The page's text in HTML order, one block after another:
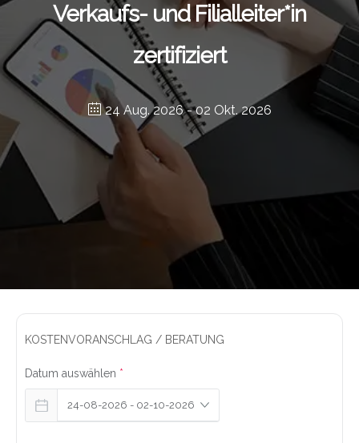
Verkaufs- und Filialleiter*in
zertifiziert
24 Aug. 2026- 02 Okt. 2026
KOSTENVORANSCHLAG / BERATUNG
Datum auswählen *